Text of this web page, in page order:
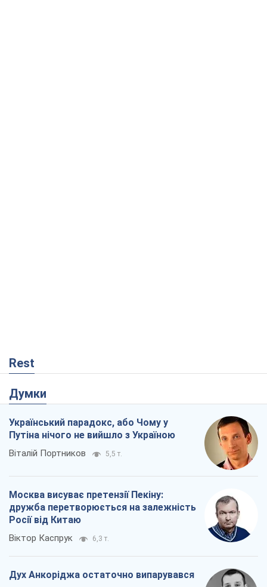
Rest
Думки
Український парадокс, або Чому у
Путіна нічого не вийшло з Україною
Віталій Портников 5,5 т.
Москва висуває претензії Пекіну:
дружба перетворюється на залежність
Росії від Китаю
Віктор Каспрук 6,3 т.
Дух Анкоріджа остаточно випарувався